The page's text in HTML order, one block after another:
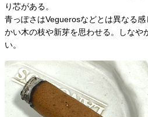
り芯がある。
青っぽさはVeguerosなどとは異なる
かい木の枝や新芽を思わせる。しなや
い。